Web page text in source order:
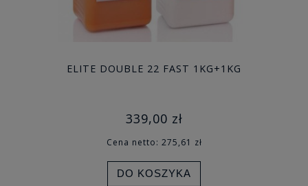
ELITE DOUBLE 22 FAST 1KG+1KG
339,00 zł
Cena netto: 275,61 zł
DO KOSZYKA